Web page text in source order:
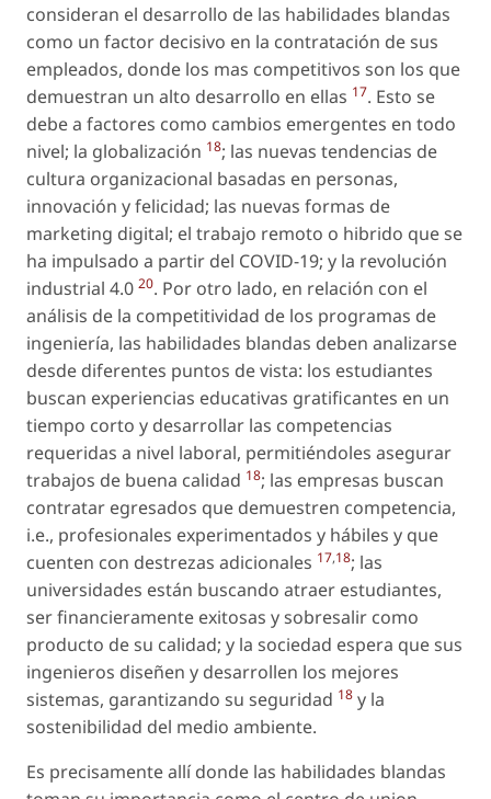
consideran el desarrollo de las habilidades blandas
como un factor decisivo en la contratación de sus
empleados, donde los mas competitivos son los que
demuestran un alto desarrollo en ellas 17. Esto se
debe a factores como cambios emergentes en todo
nivel; la globalización 18; las nuevas tendencias de
cultura organizacional basadas en personas,
innovación y felicidad; las nuevas formas de
marketing digital; el trabajo remoto o hibrido que se
ha impulsado a partir del COVID-19; y la revolución
industrial 4.0 20. Por otro lado, en relación con el
análisis de la competitividad de los programas de
ingeniería, las habilidades blandas deben analizarse
desde diferentes puntos de vista: los estudiantes
buscan experiencias educativas gratificantes en un
tiempo corto y desarrollar las competencias
requeridas a nivel laboral, permitiéndoles asegurar
trabajos de buena calidad 18; las empresas buscan
contratar egresados que demuestren competencia,
i.e., profesionales experimentados y hábiles y que
cuenten con destrezas adicionales 17,18; las
universidades están buscando atraer estudiantes,
ser financieramente exitosas y sobresalir como
producto de su calidad; y la sociedad espera que sus
ingenieros diseñen y desarrollen los mejores
sistemas, garantizando su seguridad 18 y la
sostenibilidad del medio ambiente.
Es precisamente allí donde las habilidades blandas